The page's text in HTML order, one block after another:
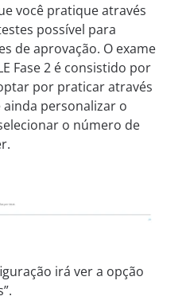
você pratique através
possível para
de aprovação. O exame
Fase 2 é consistido por
por praticar através
ainda personalizar o
o número de
irá ver a opção